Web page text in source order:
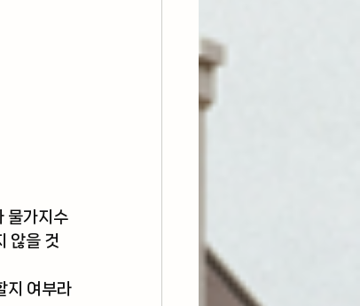
물가지수
않을 것
지 여부라